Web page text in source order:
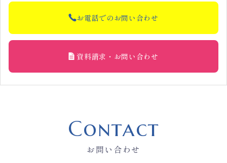
お電話でのお問い合わせ
資料請求・お問い合わせ
Contact
お問い合わせ